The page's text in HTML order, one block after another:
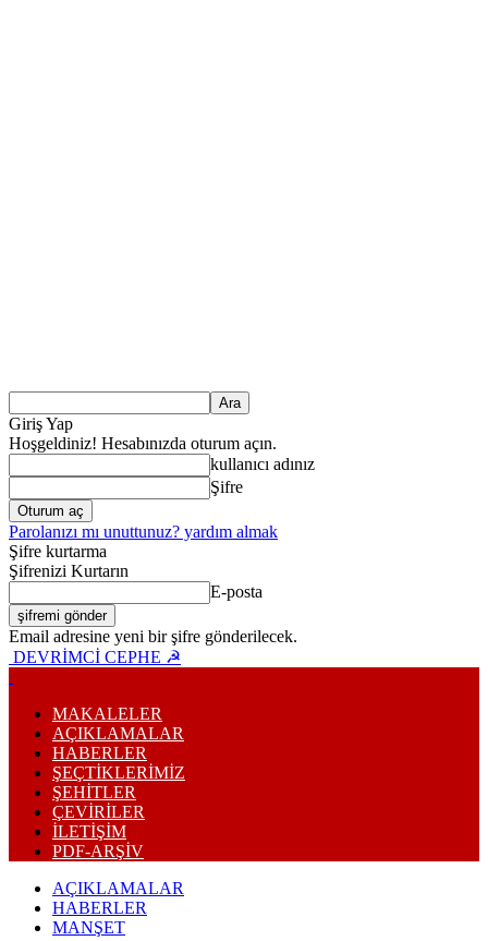
Giriş Yap
Hoşgeldiniz! Hesabınızda oturum açın.
kullanıcı adınız
Şifre
Parolanızı mı unuttunuz? yardım almak
Şifre kurtarma
Şifrenizi Kurtarın
E-posta
Email adresine yeni bir şifre gönderilecek.
DEVRİMCİ CEPHE ☭
MAKALELER
AÇIKLAMALAR
HABERLER
ŞEÇTİKLERİMİZ
ŞEHİTLER
ÇEVİRİLER
İLETİŞİM
PDF-ARŞIV
AÇIKLAMALAR
HABERLER
MANŞET